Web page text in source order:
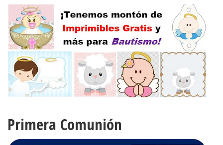
Primera Comunión